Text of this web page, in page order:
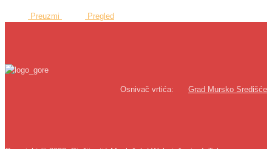
Preuzmi Pregled
Osnivač vrtića: Grad Mursko Središće